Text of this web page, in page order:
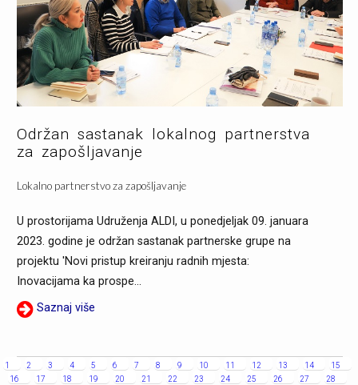
Održan sastanak lokalnog partnerstva
za zapošljavanje
Lokalno partnerstvo za zapošljavanje
U prostorijama Udruženja ALDI, u ponedjeljak 09. januara
2023. godine je održan sastanak partnerske grupe na
projektu 'Novi pristup kreiranju radnih mjesta:
Inovacijama ka prospe...
Saznaj više
1 2 3 4 5 6 7 8 9 10 11 12 13 14
15
16
17 18 19 20 21 22 23 24 25 26 27
28